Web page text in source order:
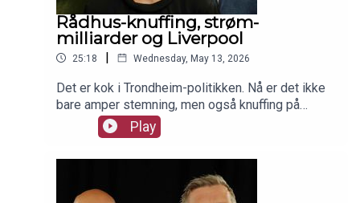
Rådhus-knuffing, strøm-
milliarder og Liverpool
25:18 | Wednesday, May 13, 2026
Det er kok i Trondheim-politikken. Nå er det ikke
bare amper stemning, men også knuffing på
rådhuset. Ukas omadressert tar også for seg
vårens vakreste eventyr; revidert
nasjonalbudsjett. I studio Siv Sandvik og Roy
Tommy Bråten. Terje Eidsvåg er med fra Cannes.
Play